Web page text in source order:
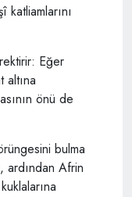
Eğer
altına
önü de
bulma
ardından Afrin